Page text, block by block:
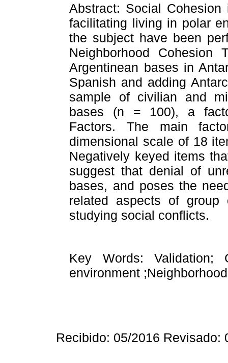
Abstract: Social
facilitating living in polar
the subject have been
Neighborhood Cohesion
Argentinean bases in
Spanish and adding
sample of civilian and
bases (n = 100), a
Factors. The main
dimensional scale of 18
Negatively keyed items
suggest that denial of
bases, and poses the
related aspects of
studying social conflicts.
Key Words: Validation;
environment
Recibido: 05/2016 Revisado: